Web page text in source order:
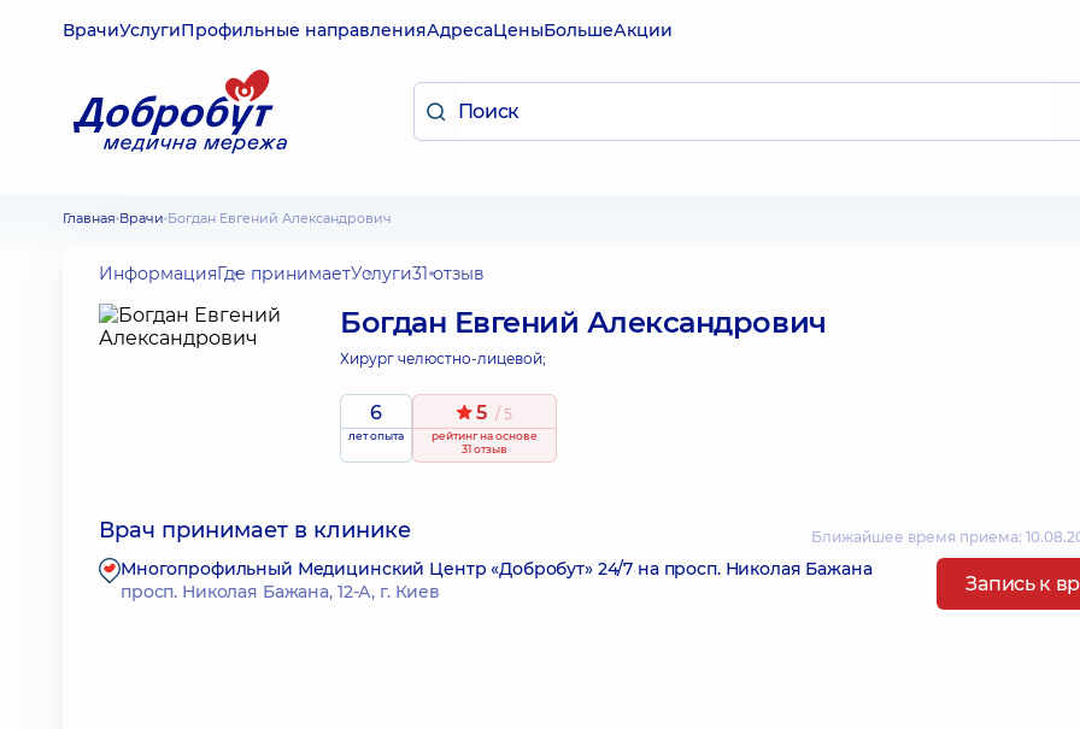
ВрачиУслугиПрофильные направленияАдресаЦеныБольшеАкции
Главная Врачи Богдан Евгений Александрович
ИнформацияГде принимаетУслуги31 отзыв
Богдан Евгений Александрович
Хирург челюстно-лицевой;
6
лет опыта
5 / 5
рейтингна основе
31 отзыв
Врач принимает в клинике Ближайшее время приема:
Многопрофильный Медицинский Центр «Добробут» 24/7 на просп. Николая Бажана
просп. Николая Бажана, 12-А, г. Киев
Запись к